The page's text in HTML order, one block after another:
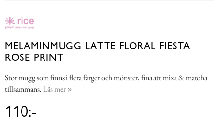
MELAMINMUGG LATTE FLORAL FIESTA
ROSE PRINT
Stor mugg som finns i flera färger och mönster, fina att mixa & matcha
tillsammans. Läs mer
110:-